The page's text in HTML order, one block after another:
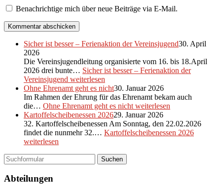
Benachrichtige mich über neue Beiträge via E-Mail.
Sicher ist besser – Ferienaktion der Vereinsjugend30. April
2026
Die Vereinsjugendleitung organisierte vom 16. bis 18.April
2026 drei bunte… Sicher ist besser – Ferienaktion der
Vereinsjugend weiterlesen
Ohne Ehrenamt geht es nicht30. Januar 2026
Im Rahmen der Ehrung für das Ehrenamt bekam auch
die… Ohne Ehrenamt geht es nicht weiterlesen
Kartoffelscheibenessen 202629. Januar 2026
32. Kartoffelscheibenessen Am Sonntag, den 22.02.2026
findet die nunmehr 32.… Kartoffelscheibenessen 2026
weiterlesen
Suchen
Abteilungen